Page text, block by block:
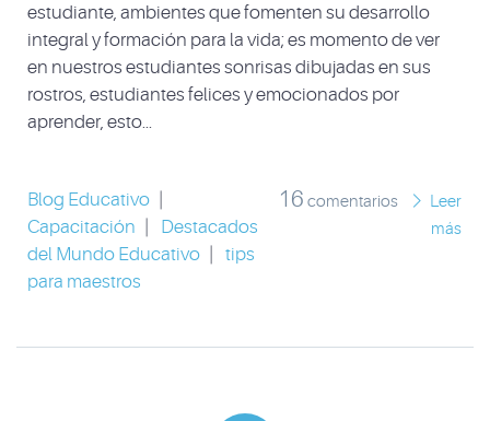
estudiante, ambientes que fomenten su desarrollo
integral y formación para la vida; es momento de ver
en nuestros estudiantes sonrisas dibujadas en sus
rostros, estudiantes felices y emocionados por
aprender, esto...
Blog Educativo
Capacitación
Destacados
del Mundo Educativo
tips
para maestros
16 comentarios
Leer
más